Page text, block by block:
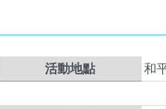
活動地點
和